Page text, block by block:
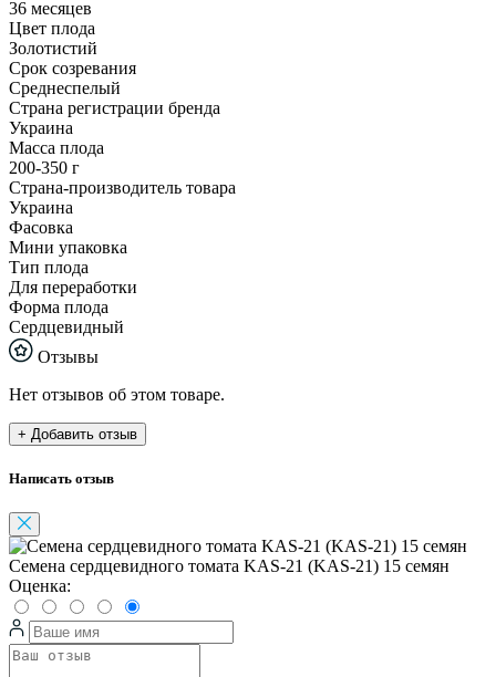
36 месяцев
Цвет плода
Золотистий
Срок созревания
Среднеспелый
Страна регистрации бренда
Украина
Масса плода
200-350 г
Страна-производитель товара
Украина
Фасовка
Мини упаковка
Тип плода
Для переработки
Форма плода
Сердцевидный
Отзывы
Нет отзывов об этом товаре.
+ Добавить отзыв
Написать отзыв
Семена сердцевидного томата KAS-21 (KAS-21) 15 семян
Оценка: